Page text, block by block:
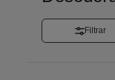
Filtrar